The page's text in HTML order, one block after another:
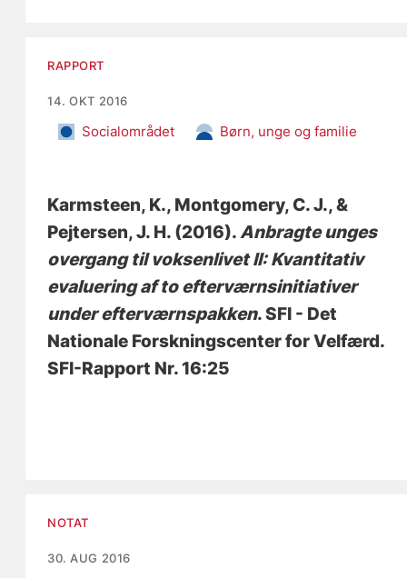
RAPPORT
14. OKT 2016
Socialområdet Børn, unge og familie
Karmsteen, K., Montgomery, C. J., &
Pejtersen, J. H. (2016).Anbragte unges
overgang til voksenlivet II: Kvantitativ
evaluering af to efterværnsinitiativer
under efterværnspakken. SFI - Det
Nationale Forskningscenter for Velfærd.
SFI-Rapport Nr. 16:25
NOTAT
30. AUG 2016